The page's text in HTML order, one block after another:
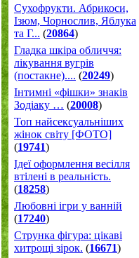
Cухофрукти. Абрикоси,
Ізюм, Чорнослив, Яблука
та Г... (20864)
Гладка шкіра обличчя:
лікування вугрів
(постакне).... (20249)
Інтимні «фішки» знаків
Зодіаку … (20008)
Топ найсексуальніших
жінок світу [ФОТО]
(19741)
Ідеї оформлення весілля
втілені в реальність.
(18258)
Любовні ігри у ванній
(17240)
Струнка фігура: цікаві
хитрощі зірок. (16671)